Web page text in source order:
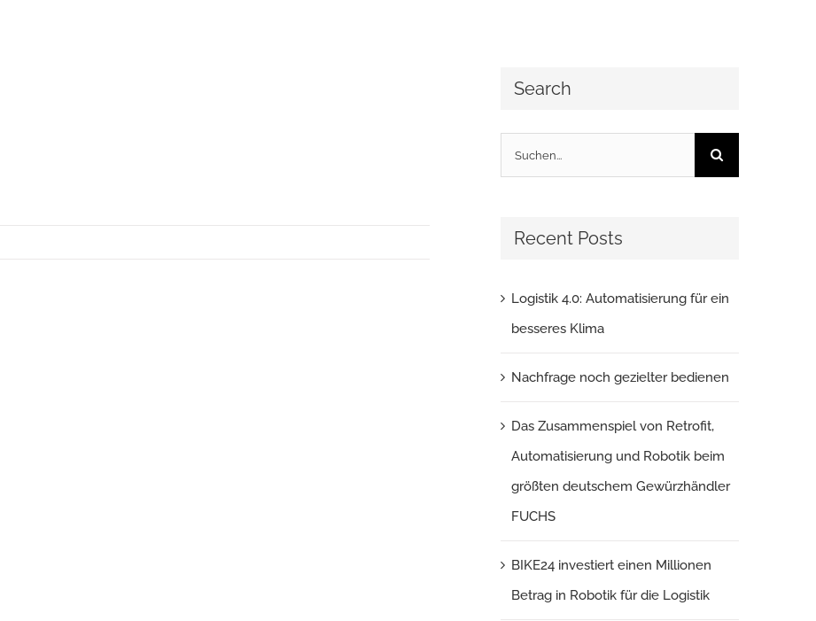
Search
Suche
nach:
Recent Posts
Logistik 4.0: Automatisierung für ein
besseres Klima
Nachfrage noch gezielter bedienen
Das Zusammenspiel von Retrofit,
Automatisierung und Robotik beim
größten deutschem Gewürzhändler
FUCHS
BIKE24 investiert einen Millionen
Betrag in Robotik für die Logistik